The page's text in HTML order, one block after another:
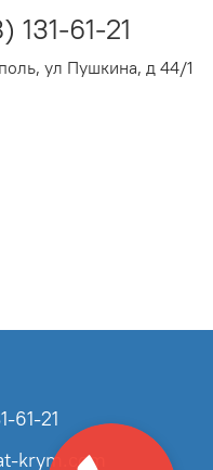
131-61-21
ул Пушкина, д 44/1
61-21
krym.com